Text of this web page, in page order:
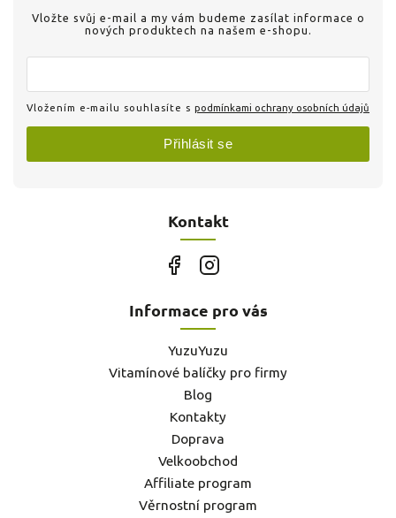
Kontakt
Vložte svůj e-mail a my vám budeme zasílat informace o
nových produktech na našem e-shopu.
Vložením e-mailu souhlasíte s podmínkami ochrany osobních údajů
Přihlásit se
Informace pro vás
YuzuYuzu
Vitamínové balíčky pro firmy
Blog
Kontakty
Doprava
Velkoobchod
Affiliate program
Věrnostní program